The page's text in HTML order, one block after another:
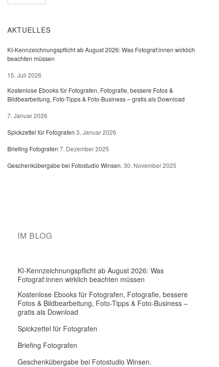
AKTUELLES
KI-Kennzeichnungspflicht ab August 2026: Was Fotograf:innen wirklich
beachten müssen
15. Juli 2026
Kostenlose Ebooks für Fotografen, Fotografie, bessere Fotos &
Bildbearbeitung, Foto-Tipps & Foto-Business – gratis als Download
7. Januar 2026
Spickzettel für Fotografen 3. Januar 2026
Briefing Fotografen 7. Dezember 2025
Geschenkübergabe bei Fotostudio Winsen. 30. November 2025
IM BLOG
KI-Kennzeichnungspflicht ab August 2026: Was
Fotograf:innen wirklich beachten müssen
Kostenlose Ebooks für Fotografen, Fotografie, bessere
Fotos & Bildbearbeitung, Foto-Tipps & Foto-Business –
gratis als Download
Spickzettel für Fotografen
Briefing Fotografen
Geschenkübergabe bei Fotostudio Winsen.